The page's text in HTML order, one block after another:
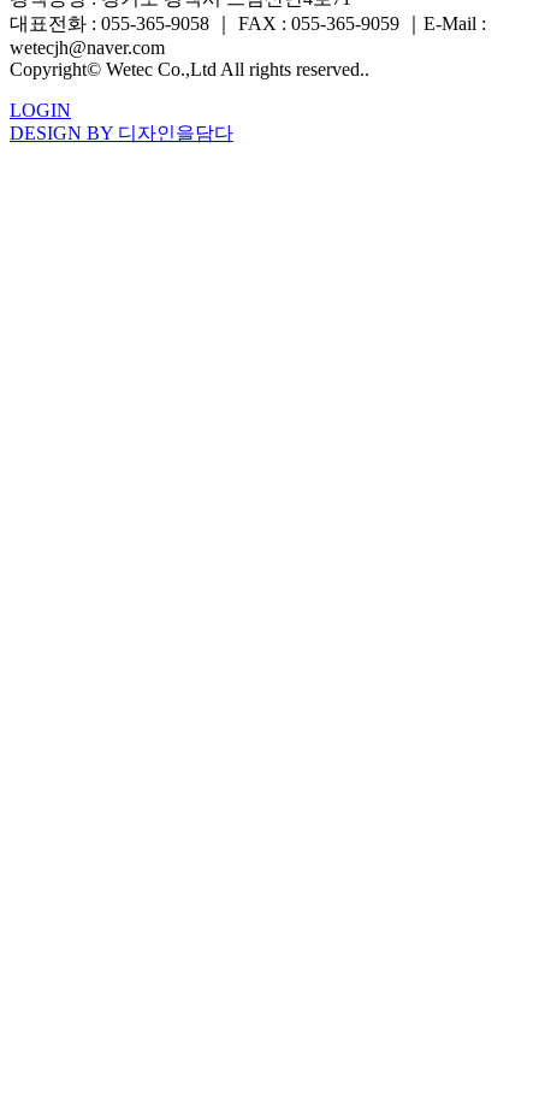
대표전화 : 055-365-9058
FAX : 055-365-9059
E-Mail :
wetecjh@naver.com
Copyright© Wetec Co.,Ltd All rights reserved..
LOGIN
DESIGN BY 디자인을담다